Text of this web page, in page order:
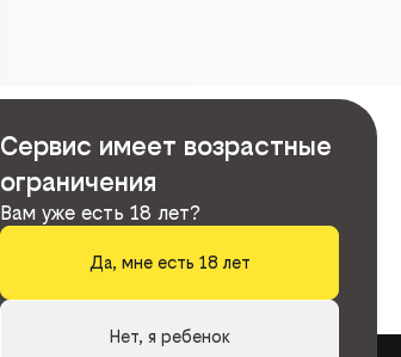
Сервис имеет возрастные
ограничения
Вам уже есть 18 лет?
Да, мне есть 18 лет
Нет, я ребенок